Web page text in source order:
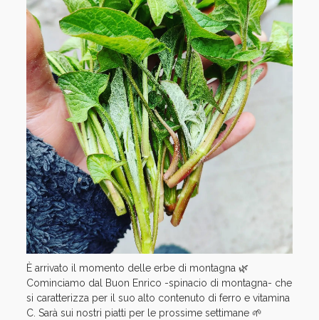
È arrivato il momento delle erbe di montagna 🌿
Cominciamo dal Buon Enrico -spinacio di montagna- che
si caratterizza per il suo alto contenuto di ferro e vitamina
C. Sarà sui nostri piatti per le prossime settimane 🌱